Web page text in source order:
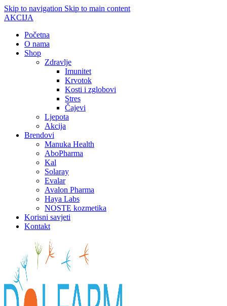
Skip to navigation Skip to main content
AKCIJA
Početna
O nama
Shop
Zdravlje
Imunitet
Krvotok
Kosti i zglobovi
Stres
Čajevi
Ljepota
Akcija
Brendovi
Manuka Health
AboPharma
Kal
Solaray
Evalar
Avalon Pharma
Haya Labs
NOSTE kozmetika
Korisni savjeti
Kontakt